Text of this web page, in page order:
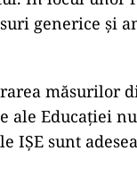
orelor
în România;
în rândul
la educație;
negativ al